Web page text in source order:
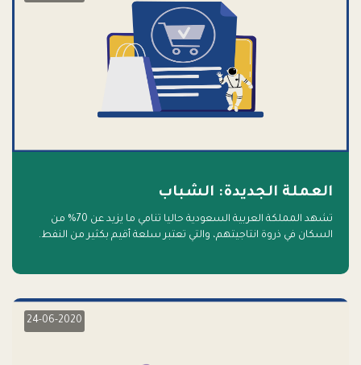
العملة الجديدة: الشباب
تشهد المملكة العربية السعودية حاليا تنامي ما يزيد عن 70% من
السكان في ذروة انتاجيتهم، والتي تعتبر سلعة أقيم بكثير من النفط.
24-06-2020